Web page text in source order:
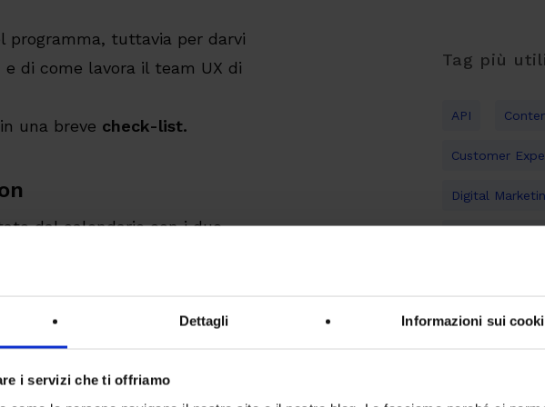
Dettagli Informazioni sui
i servizi che ti offriamo
programma, tuttavia per darvi
di come lavora il team UX di
in una breve check-list.
dal calendario con i due
Il principale utilizzo di un
più stati di uno stesso
Tag più
API
Customer
Digital
Inbound